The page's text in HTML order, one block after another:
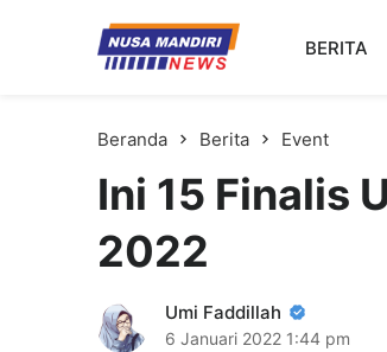
Kampus Digital
Universitas Nusa Mandiri
BERITA
Beranda Berita Event
Ini 15 Finalis
2022
Umi Faddillah
6 Januari 2022 1:44 pm